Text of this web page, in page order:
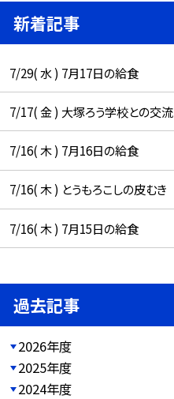
新着記事
7/29( 水 ) 7月17日の給食
7/17( 金 ) 大塚ろう学校との交流
7/16( 木 ) 7月16日の給食
7/16( 木 ) とうもろこしの皮むき
7/16( 木 ) 7月15日の給食
過去記事
2026年度
2025年度
2024年度